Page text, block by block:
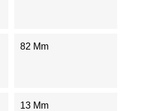
82 Mm
13 Mm